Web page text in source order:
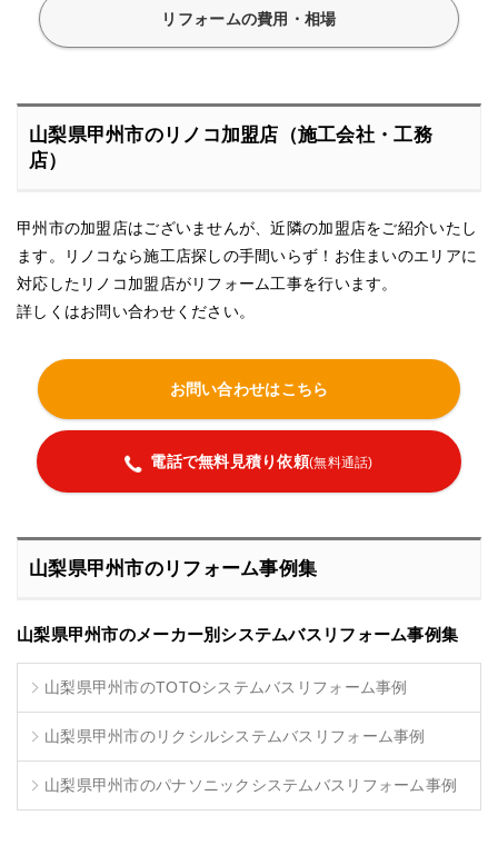
リフォームの費用・相場
山梨県甲州市のリノコ加盟店（施工会社・工務
店）
甲州市の加盟店はございませんが、近隣の加盟店をご紹介いたし
ます。リノコなら施工店探しの手間いらず！お住まいのエリアに
対応したリノコ加盟店がリフォーム工事を行います。
詳しくはお問い合わせください。
お問い合わせはこちら
電話で無料見積り依頼(無料通話)
山梨県甲州市のリフォーム事例集
山梨県甲州市のメーカー別システムバスリフォーム事例集
山梨県甲州市のTOTOシステムバスリフォーム事例
山梨県甲州市のリクシルシステムバスリフォーム事例
山梨県甲州市のパナソニックシステムバスリフォーム事例